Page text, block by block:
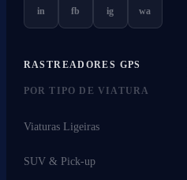
in fb ig wa
RASTREADORES GPS
POR TIPO DE VIATURA
Viaturas Ligeiras
SUV & Pick-up